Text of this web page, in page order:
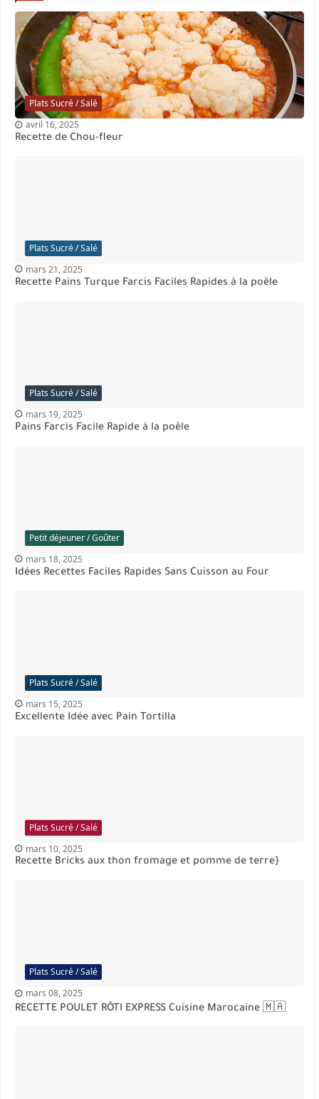
Recette Pains Turque Farcis Faciles Rapides à la poêle
Gâteau Aïd Facile Rapide tellement Bons !
Pains Farcis Facile Rapide à la poêle
Idées Recettes Faciles Rapides Sans Cuisson au Four
Plats Sucré / Salé
avril 16, 2025
Recette de Chou-fleur
Plats Sucré / Salé
mars 21, 2025
Recette Pains Turque Farcis Faciles Rapides à la poêle
Plats Sucré / Salé
mars 19, 2025
Pains Farcis Facile Rapide à la poêle
Petit déjeuner / Goûter
mars 18, 2025
Idées Recettes Faciles Rapides Sans Cuisson au Four
Plats Sucré / Salé
mars 15, 2025
Excellente Idée avec Pain Tortilla
Plats Sucré / Salé
mars 10, 2025
Recette Bricks aux thon fromage et pomme de terre}
Plats Sucré / Salé
mars 08, 2025
RECETTE POULET RÔTI EXPRESS Cuisine Marocaine 🇲🇦